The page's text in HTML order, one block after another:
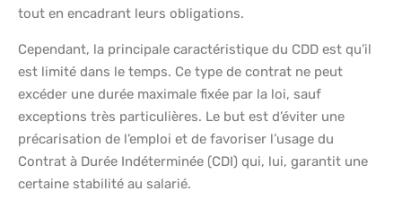
tout en encadrant leurs obligations.
Cependant, la principale caractéristique du CDD est qu’il
est limité dans le temps. Ce type de contrat ne peut
excéder une durée maximale fixée par la loi, sauf
exceptions très particulières. Le but est d’éviter une
précarisation de l’emploi et de favoriser l’usage du
Contrat à Durée Indéterminée (CDI) qui, lui, garantit une
certaine stabilité au salarié.